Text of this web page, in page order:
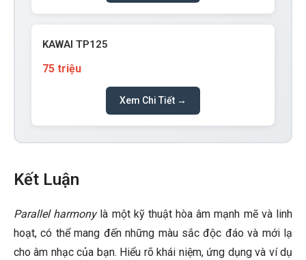
KAWAI TP125
75 triệu
Xem Chi Tiết →
Kết Luận
Parallel harmonylà một kỹ thuật hòa âm mạnh mẽ và linh
hoạt, có thể mang đến những màu sắc độc đáo và mới lạ
cho âm nhạc của bạn. Hiểu rõ khái niệm, ứng dụng và ví dụ